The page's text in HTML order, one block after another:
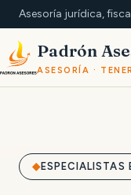
Asesoría jurídica,
Padrón
ASESORÍA ·
ESPECIALISTAS